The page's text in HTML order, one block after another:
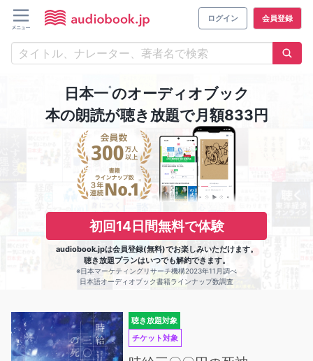
ログイン 会員登録
日本一※のオーディオブック
本の朗読が聴き放題で月額833円
初回14日間無料で体験
audiobook.jpは会員登録(無料)でお楽しみいただけます。
聴き放題プランはいつでも解約できます。
※日本マーケティングリサーチ機構2023年11月調べ
日本語オーディオブック書籍ラインナップ数調査
聴き放題対象
チケット対象